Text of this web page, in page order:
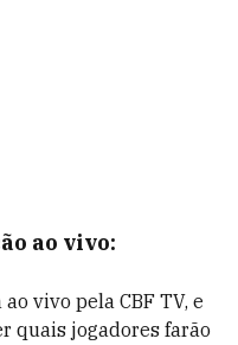
ao vivo:
vivo pela CBF TV, e
quais jogadores farão